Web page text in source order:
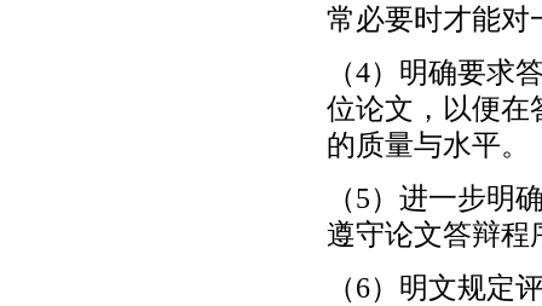
常必要时才能对
（4）明确要求
位论文，以便在
的质量与水平。
（5）进一步明
遵守论文答辩程
（6）明文规定